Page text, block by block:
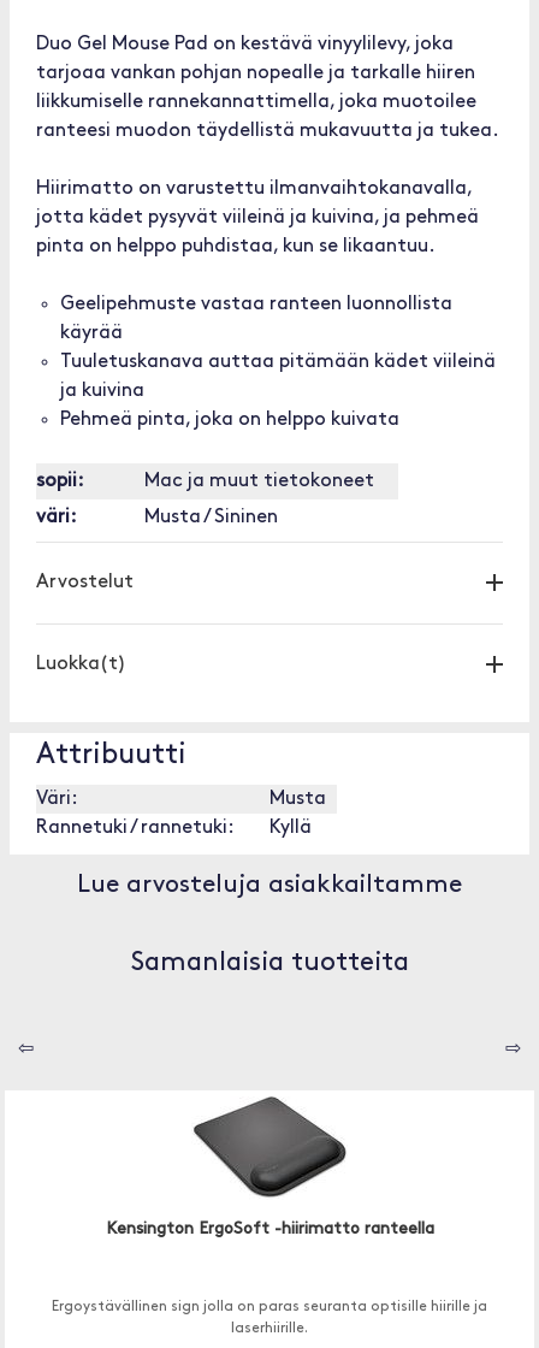
Duo Gel Mouse Pad on kestävä vinyylilevy, joka
tarjoaa vankan pohjan nopealle ja tarkalle hiiren
liikkumiselle rannekannattimella, joka muotoilee
ranteesi muodon täydellistä mukavuutta ja tukea.
Hiirimatto on varustettu ilmanvaihtokanavalla,
jotta kädet pysyvät viileinä ja kuivina, ja pehmeä
pinta on helppo puhdistaa, kun se likaantuu.
Geelipehmuste vastaa ranteen luonnollista
käyrää
Tuuletuskanava auttaa pitämään kädet viileinä
ja kuivina
Pehmeä pinta, joka on helppo kuivata
sopii:
Mac ja muut tietokoneet
väri:
Musta / Sininen
Arvostelut
Luokka(t)
Attribuutti
Väri:
Musta
Rannetuki / rannetuki:
Kyllä
Lue arvosteluja asiakkailtamme
Samanlaisia tuotteita
⇦ ⇨
Kensington ErgoSoft -hiirimatto ranteella
Ergoystävällinen sign jolla on paras seuranta optisille hiirille ja
laserhiirille.